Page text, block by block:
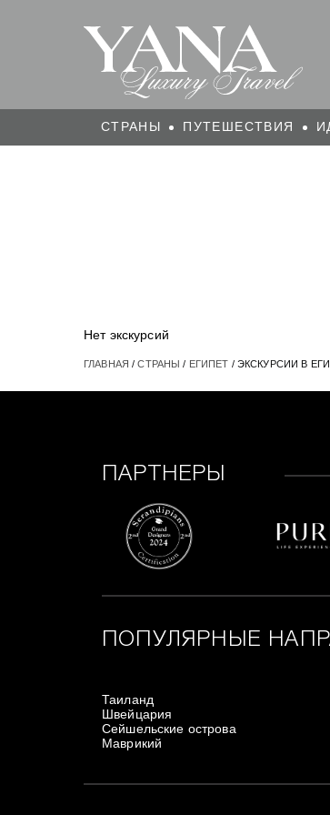
СТРАНЫ ПУТЕШЕСТВИЯ
Нет экскурсий
ГЛАВНАЯ /СТРАНЫ / ЕГИПЕТ / ЭКСКУРСИИ В
ПАРТНЕРЫ
ПОПУЛЯРНЫЕ
Таиланд
Швейцария
Сейшельские острова
Маврикий